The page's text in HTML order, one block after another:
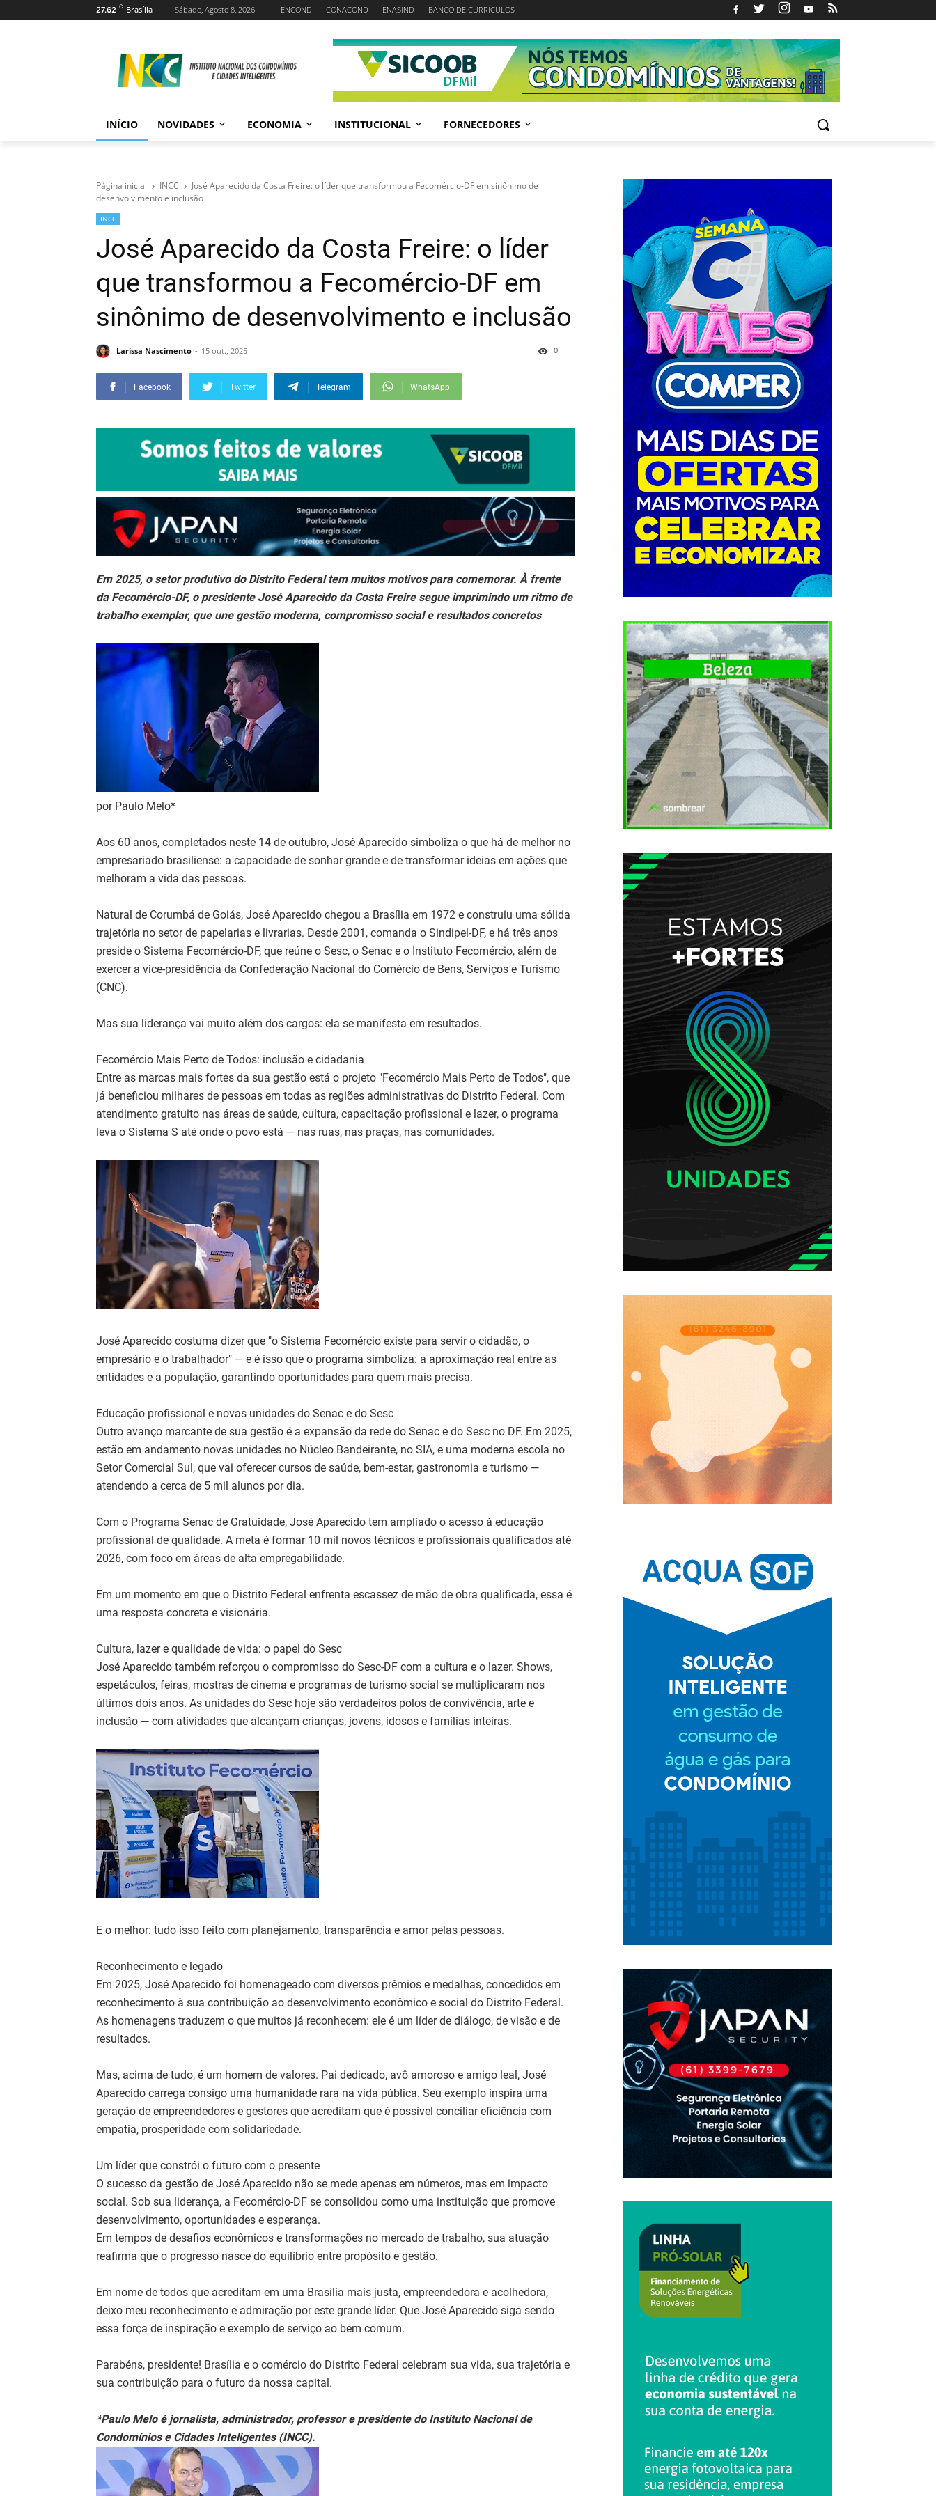
27.62 C Brasília Sábado, Agosto 8, 2026 ENCOND CONACOND ENASIND BANCO DE CURRÍCULOS
INÍCIO NOVIDADES ECONOMIA INSTITUCIONAL FORNECEDORES
Página inicial INCC
José Aparecido da Costa Freire: o líder que transformou a Fecomércio-DF em sinônimo de
desenvolvimento e inclusão
INCC
José Aparecido da Costa Freire: o líder
que transformou a Fecomércio-DF em
sinônimo de desenvolvimento e inclusão
Larissa Nascimento 15 out., 2025 0
Facebook Twitter Telegram WhatsApp
Em 2025, o setor produtivo do Distrito Federal tem muitos motivos para comemorar. À frente
da Fecomércio-DF, o presidente José Aparecido da Costa Freire segue imprimindo um ritmo de
trabalho exemplar, que une gestão moderna, compromisso social e resultados concretos
por Paulo Melo*
Aos 60 anos, completados neste 14 de outubro, José Aparecido simboliza o que há de melhor no
empresariado brasiliense: a capacidade de sonhar grande e de transformar ideias em ações que
melhoram a vida das pessoas.
Natural de Corumbá de Goiás, José Aparecido chegou a Brasília em 1972 e construiu uma sólida
trajetória no setor de papelarias e livrarias. Desde 2001, comanda o Sindipel-DF, e há três anos
preside o Sistema Fecomércio-DF, que reúne o Sesc, o Senac e o Instituto Fecomércio, além de
exercer a vice-presidência da Confederação Nacional do Comércio de Bens, Serviços e Turismo
(CNC).
Mas sua liderança vai muito além dos cargos: ela se manifesta em resultados.
Fecomércio Mais Perto de Todos: inclusão e cidadania
Entre as marcas mais fortes da sua gestão está o projeto "Fecomércio Mais Perto de Todos", que
já beneficiou milhares de pessoas em todas as regiões administrativas do Distrito Federal. Com
atendimento gratuito nas áreas de saúde, cultura, capacitação profissional e lazer, o programa
leva o Sistema S até onde o povo está — nas ruas, nas praças, nas comunidades.
José Aparecido costuma dizer que "o Sistema Fecomércio existe para servir o cidadão, o
empresário e o trabalhador" — e é isso que o programa simboliza: a aproximação real entre as
entidades e a população, garantindo oportunidades para quem mais precisa.
Educação profissional e novas unidades do Senac e do Sesc
Outro avanço marcante de sua gestão é a expansão da rede do Senac e do Sesc no DF. Em 2025,
estão em andamento novas unidades no Núcleo Bandeirante, no SIA, e uma moderna escola no
Setor Comercial Sul, que vai oferecer cursos de saúde, bem-estar, gastronomia e turismo —
atendendo a cerca de 5 mil alunos por dia.
Com o Programa Senac de Gratuidade, José Aparecido tem ampliado o acesso à educação
profissional de qualidade. A meta é formar 10 mil novos técnicos e profissionais qualificados até
2026, com foco em áreas de alta empregabilidade.
Em um momento em que o Distrito Federal enfrenta escassez de mão de obra qualificada, essa é
uma resposta concreta e visionária.
Cultura, lazer e qualidade de vida: o papel do Sesc
José Aparecido também reforçou o compromisso do Sesc-DF com a cultura e o lazer. Shows,
espetáculos, feiras, mostras de cinema e programas de turismo social se multiplicaram nos
últimos dois anos. As unidades do Sesc hoje são verdadeiros polos de convivência, arte e
inclusão — com atividades que alcançam crianças, jovens, idosos e famílias inteiras.
E o melhor: tudo isso feito com planejamento, transparência e amor pelas pessoas.
Reconhecimento e legado
Em 2025, José Aparecido foi homenageado com diversos prêmios e medalhas, concedidos em
reconhecimento à sua contribuição ao desenvolvimento econômico e social do Distrito Federal.
As homenagens traduzem o que muitos já reconhecem: ele é um líder de diálogo, de visão e de
resultados.
Mas, acima de tudo, é um homem de valores. Pai dedicado, avô amoroso e amigo leal, José
Aparecido carrega consigo uma humanidade rara na vida pública. Seu exemplo inspira uma
geração de empreendedores e gestores que acreditam que é possível conciliar eficiência com
empatia, prosperidade com solidariedade.
Um líder que constrói o futuro com o presente
O sucesso da gestão de José Aparecido não se mede apenas em números, mas em impacto
social. Sob sua liderança, a Fecomércio-DF se consolidou como uma instituição que promove
desenvolvimento, oportunidades e esperança.
Em tempos de desafios econômicos e transformações no mercado de trabalho, sua atuação
reafirma que o progresso nasce do equilíbrio entre propósito e gestão.
Em nome de todos que acreditam em uma Brasília mais justa, empreendedora e acolhedora,
deixo meu reconhecimento e admiração por este grande líder. Que José Aparecido siga sendo
essa força de inspiração e exemplo de serviço ao bem comum.
Parabéns, presidente! Brasília e o comércio do Distrito Federal celebram sua vida, sua trajetória e
sua contribuição para o futuro da nossa capital.
*Paulo Melo é jornalista, administrador, professor e presidente do Instituto Nacional de
Condomínios e Cidades Inteligentes (INCC).